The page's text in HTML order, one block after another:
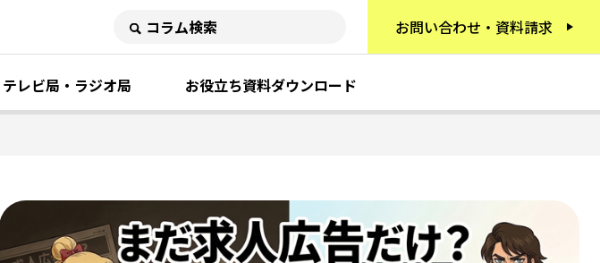
お問い合わせ・資料請求
テレビ局・ラジオ局 お役立ち資料ダウンロード